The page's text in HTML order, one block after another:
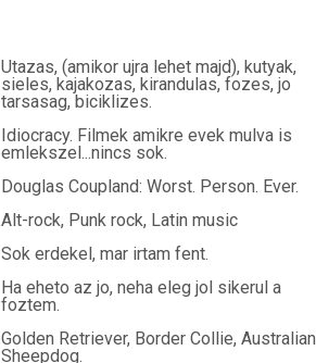
Utazas, (amikor ujra lehet majd), kutyak,
sieles, kajakozas, kirandulas, fozes, jo
tarsasag, biciklizes.
Idiocracy. Filmek amikre evek mulva is
emlekszel...nincs sok.
Douglas Coupland: Worst. Person. Ever.
Alt-rock, Punk rock, Latin music
Sok erdekel, mar irtam fent.
Ha eheto az jo, neha eleg jol sikerul a
foztem.
Golden Retriever, Border Collie, Australian
Sheepdog.